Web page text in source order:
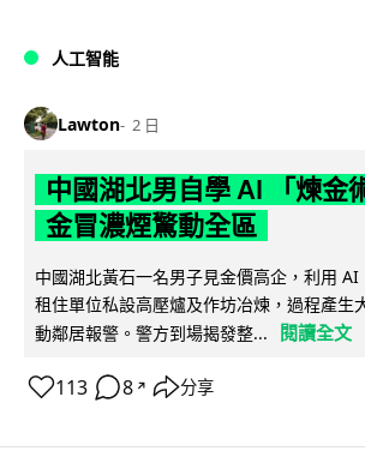
人工智能
Lawton 2 日
中國湖北男自學 AI 「煉金
金冒濃煙驚動全區
中國湖北黃石一名男子見金價高企，利用
租住單位私設高壓爐及作坊冶煉，過程產生
動鄰居報警。警方到場揭發整...
閱讀全文
113 8 ↗ 分享